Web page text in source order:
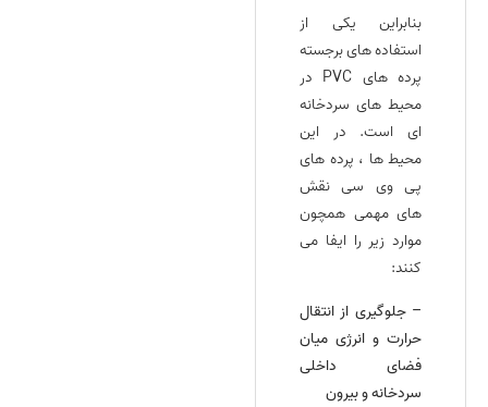
بنابراین یکی از
استفاده‌ های برجسته
پرده‌ های PVC در
محیط‌ های سردخانه‌
ای است. در این
محیط‌ ها ، پرده‌ های
پی وی سی نقش‌
های مهمی همچون
موارد زیر را ایفا می‌
کنند:
– جلوگیری از انتقال
حرارت و انرژی میان
فضای داخلی
سردخانه و بیرون